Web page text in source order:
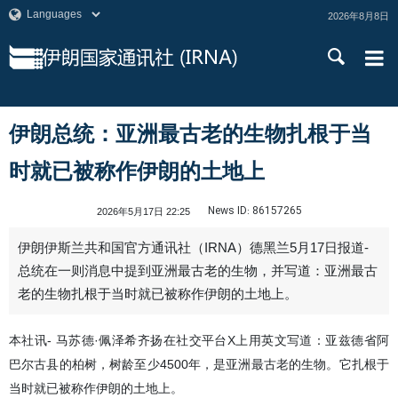
2026年8月8日
伊朗总统：亚洲最古老的生物扎根于当
时就已被称作伊朗的土地上
2026年5月17日 22:25 News ID: 86157265
伊朗伊斯兰共和国官方通讯社（IRNA）德黑兰5月17日报道-
总统在一则消息中提到亚洲最古老的生物，并写道：亚洲最古
老的生物扎根于当时就已被称作伊朗的土地上。
本社讯- 马苏德·佩泽希齐扬在社交平台X上用英文写道：亚兹德省阿
巴尔古县的柏树，树龄至少4500年，是亚洲最古老的生物。它扎根于
当时就已被称作伊朗的土地上。